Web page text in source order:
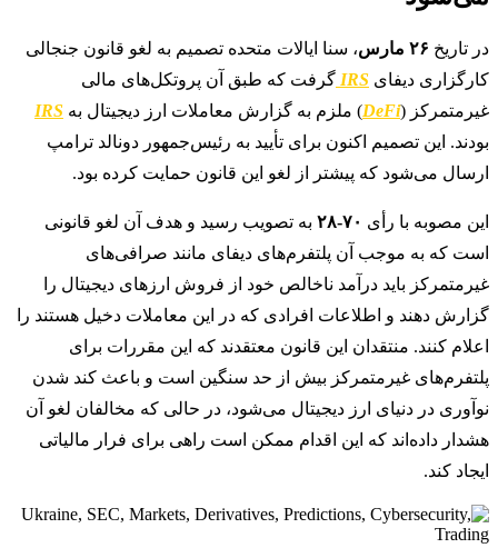
در تاریخ ۲۶ مارس
، سنا ایالات متحده تصمیم به لغو قانون جنجالی
کارگزاری دیفای IRS گرفت که طبق آن پروتکل‌های مالی
غیرمتمرکز (DeFi) ملزم به گزارش معاملات ارز دیجیتال به IRS
بودند. این تصمیم اکنون برای تأیید به رئیس‌جمهور دونالد ترامپ
ارسال می‌شود که پیشتر از لغو این قانون حمایت کرده بود.
این مصوبه با رأی ۷۰-۲۸
به تصویب رسید و هدف آن لغو قانونی
است که به موجب آن پلتفرم‌های دیفای مانند صرافی‌های
غیرمتمرکز باید درآمد ناخالص خود از فروش ارزهای دیجیتال را
گزارش دهند و اطلاعات افرادی که در این معاملات دخیل هستند را
اعلام کنند. منتقدان این قانون معتقدند که این مقررات برای
پلتفرم‌های غیرمتمرکز بیش از حد سنگین است و باعث کند شدن
نوآوری در دنیای ارز دیجیتال می‌شود، در حالی که مخالفان لغو آن
هشدار داده‌اند که این اقدام ممکن است راهی برای فرار مالیاتی
ایجاد کند.